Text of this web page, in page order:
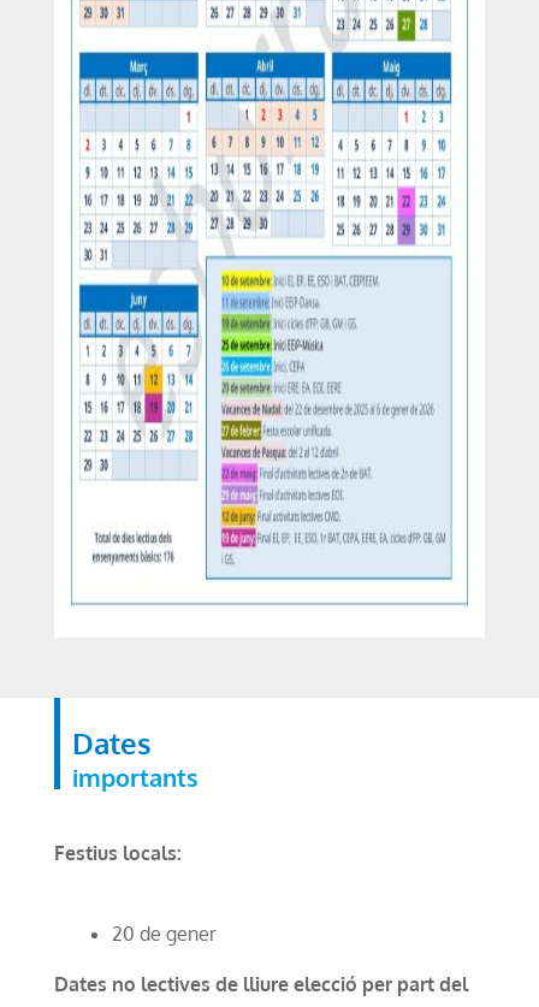
Dates
importants
Festius locals:
20 de gener
Dates no lectives de lliure elecció per part del